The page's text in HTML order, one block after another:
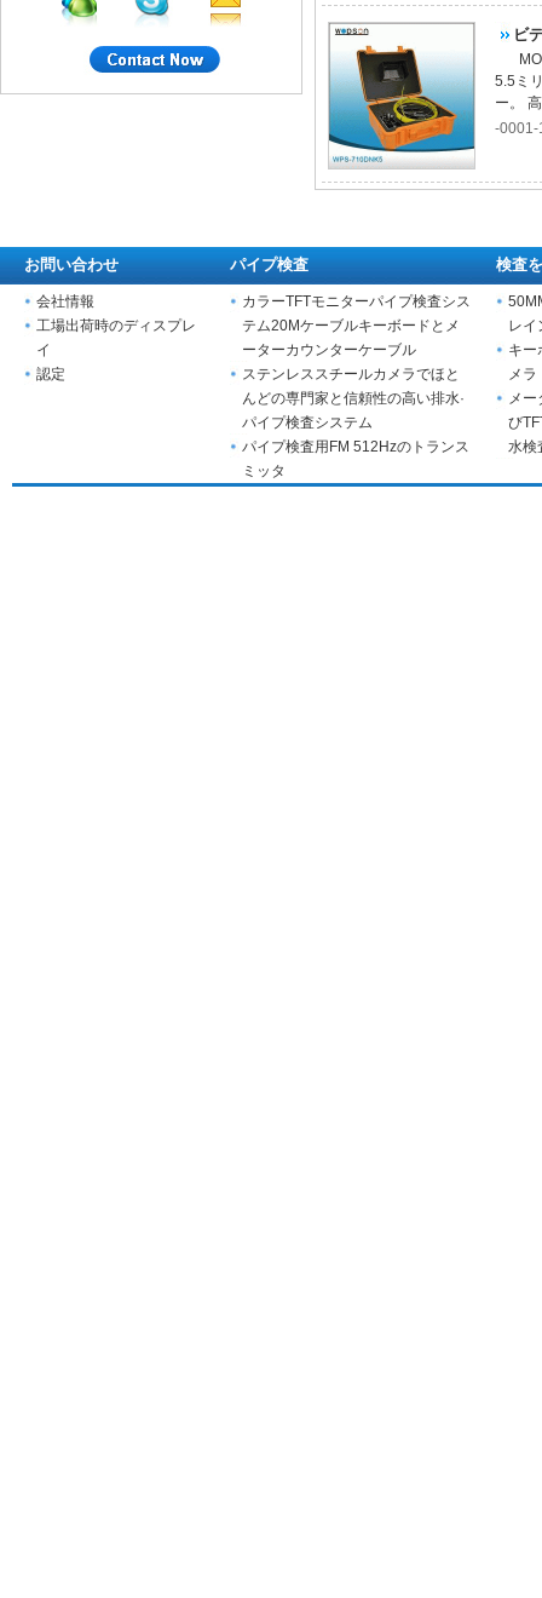
ビ
5.5ミ
ー。
-0001-
お問い合わせ
会社情報
工場出荷時のディスプレ
イ
認定
パイプ検査
カラーTFTモニターパイプ検査シス
テム20Mケーブルキーボードとメ
ーターカウンターケーブル
ステンレススチールカメラでほと
んどの専門家と信頼性の高い排水·
パイプ検査システム
パイプ検査用FM 512Hzのトランス
ミッタ
検査
レイ
キー
メ
メ
び
水検